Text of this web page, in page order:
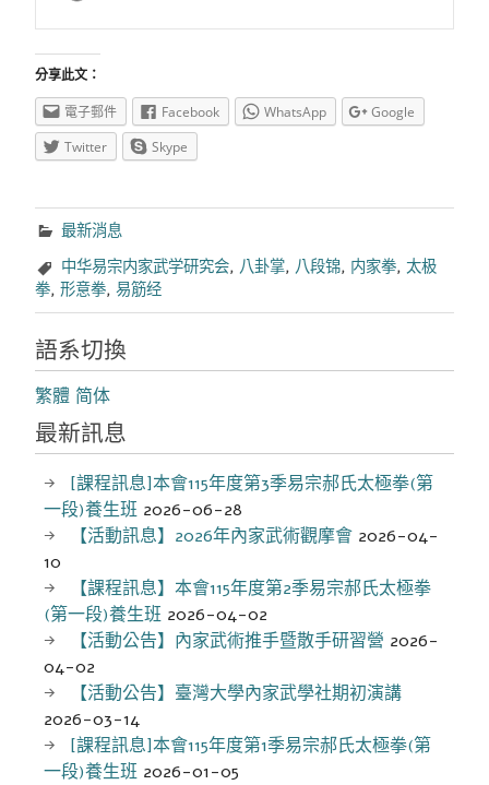
分享此文：
電子郵件 Facebook WhatsApp
Google
Twitter
Skype
最新消息
中华易宗内家武学研究会, 八卦掌, 八段锦, 内家拳, 太极
拳, 形意拳, 易筋经
語系切換
繁體 简体
最新訊息
[課程訊息]本會115年度第3季易宗郝氏太極拳(第
一段)養生班 2026-06-28
【活動訊息】2026年內家武術觀摩會 2026-04-
10
【課程訊息】本會115年度第2季易宗郝氏太極拳
(第一段)養生班 2026-04-02
【活動公告】內家武術推手暨散手研習營 2026-
04-02
【活動公告】臺灣大學內家武學社期初演講
2026-03-14
[課程訊息]本會115年度第1季易宗郝氏太極拳(第
一段)養生班 2026-01-05